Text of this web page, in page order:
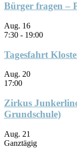
Bürger fragen –
Aug. 16
7:30 - 19:00
Tagesfahrt
Aug. 20
17:00
Zirkus
Grundschule)
Aug. 21
Ganztägig